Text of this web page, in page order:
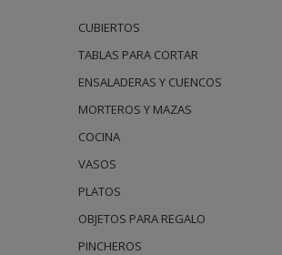
CUBIERTOS
TABLAS PARA CORTAR
ENSALADERAS Y CUENCOS
MORTEROS Y MAZAS
COCINA
VASOS
PLATOS
OBJETOS PARA REGALO
PINCHEROS